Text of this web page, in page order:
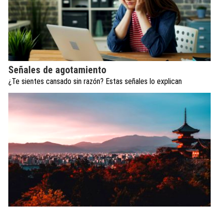
Señales de agotamiento
¿Te sientes cansado sin razón? Estas señales lo explican